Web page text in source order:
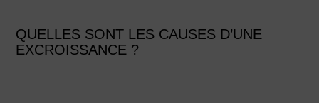
QUELLES SONT LES CAUSES D’UNE
EXCROISSANCE ?